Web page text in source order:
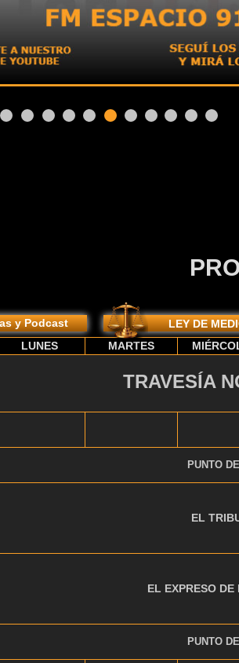
LEY DE
y Podcast
LUNES MARTES
TRAVESÍA
PUNTO
EL
EL EXPRESO
PUNTO